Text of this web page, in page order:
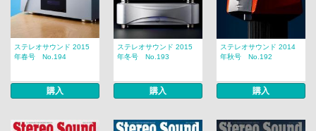
ステレオサウンド 2015
年春号 No.194
購入
ステレオサウンド 2015
年冬号 No.193
購入
ステレオサウンド 2014
年秋号 No.192
購入